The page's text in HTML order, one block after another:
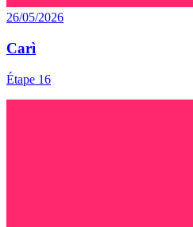
26/05/2026
Carì
Étape 16